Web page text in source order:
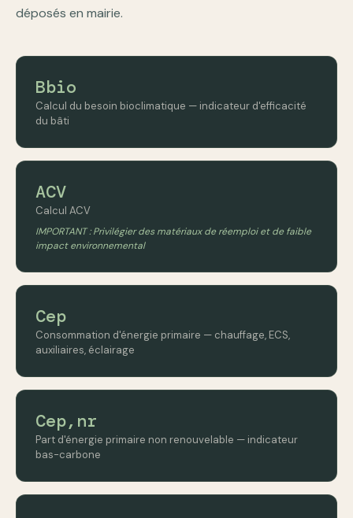
déposés en mairie.
Bbio
Calcul du besoin bioclimatique — indicateur d'efficacité
du bâti
ACV
Calcul ACV
IMPORTANT : Privilégier des matériaux de réemploi et de faible
impact environnemental
Cep
Consommation d'énergie primaire — chauffage, ECS,
auxiliaires, éclairage
Cep,nr
Part d'énergie primaire non renouvelable — indicateur
bas-carbone